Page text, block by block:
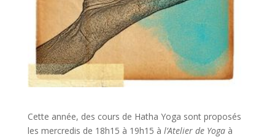
Cette année, des cours de Hatha Yoga sont proposés
les mercredis de 18h15 à 19h15 à l’Atelier de Yogaà